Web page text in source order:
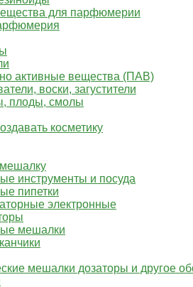
для парфюмерии
активные вещества (ПАВ)
воски, загустители
плоды, смолы
косметику
инструменты и посуда
пипетки
электронные
мешалки
мешалки дозаторы и другое